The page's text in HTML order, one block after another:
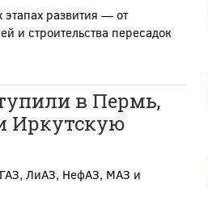
развития — от
и строительства пересадок
в Пермь,
Иркутскую
ГАЗ, ЛиАЗ, НефАЗ, МАЗ и